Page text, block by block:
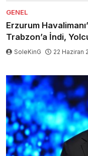
GENEL
Erzurum
Trabzon’a İndi,
SoleKinG 22 Haziran